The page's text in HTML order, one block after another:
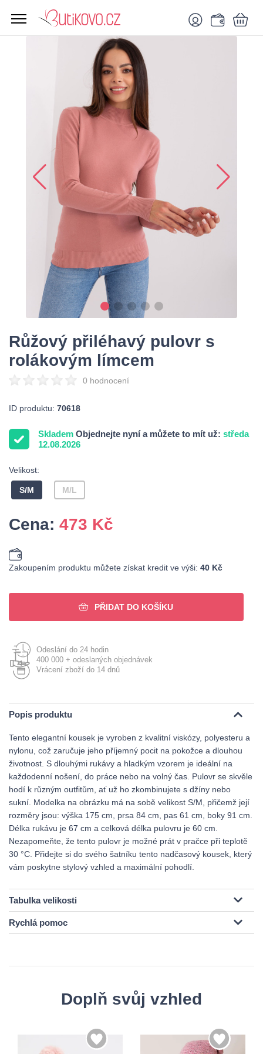
Růžový přiléhavý pulovr s
rolákovým límcem
0 hodnocení
ID produktu: 70618
Skladem Objednejte nyní a můžete to mít už: středa
12.08.2026
Velikost:
S/M M/L
Cena: 473 Kč
Zakoupením produktu můžete získat kredit ve výši: 40 Kč
PŘIDAT DO KOŠÍKU
Odeslání do 24 hodin
400 000 + odeslaných objednávek
Vrácení zboží do 14 dnů
Popis produktu
Tento elegantní kousek je vyroben z kvalitní viskózy, polyesteru a
nylonu, což zaručuje jeho příjemný pocit na pokožce a dlouhou
životnost. S dlouhými rukávy a hladkým vzorem je ideální na
každodenní nošení, do práce nebo na volný čas. Pulovr se skvěle
hodí k různým outfitům, ať už ho zkombinujete s džíny nebo
sukní. Modelka na obrázku má na sobě velikost S/M, přičemž její
rozměry jsou: výška 175 cm, prsa 84 cm, pas 61 cm, boky 91 cm.
Délka rukávu je 67 cm a celková délka pulovru je 60 cm.
Nezapomeňte, že tento pulovr je možné prát v pračce při teplotě
30 °C. Přidejte si do svého šatníku tento nadčasový kousek, který
vám poskytne stylový vzhled a maximální pohodlí.
Tabulka velikosti
Rychlá pomoc
Doplň svůj vzhled